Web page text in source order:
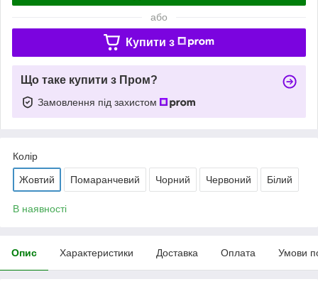
або
Купити з
Що таке купити з Пром?
Замовлення під захистом
Колір
Жовтий Помаранчевий Чорний Червоний Білий
В наявності
Опис Характеристики Доставка Оплата Умови